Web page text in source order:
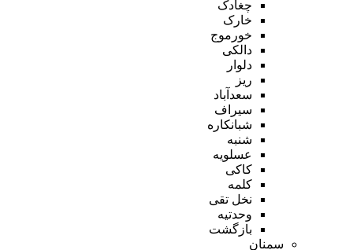
چغادک
خارک
خورموج
دالکی
دلوار
ریز
سعدآباد
سیراف
شبانکاره
شنبه
عسلویه
کاکی
کلمه
نخل تقی
وحدتیه
بازگشت
سمنان